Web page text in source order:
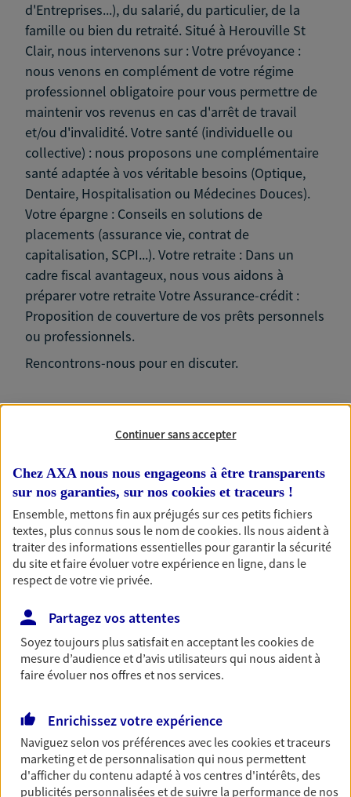
d'Entreprises...), du salarié, du particulier, de la
famille ou bien du retraité. Situé à Herouville St
Clair, nous intervenons sur : Votre prévoyance :
nous venons en complément de votre régime
professionnel obligatoire pour vous permettre de
maintenir vos revenus en cas d'arrêt de travail
et/ou d'invalidité. Votre santé (individuelle ou
collective) : nous proposons une complémentaire
santé adaptée à vos véritable besoins (Optique,
Dentaire, Hospitalisation ou Médecines Douces).
Votre épargne : Conseils en solutions de
placements (assurance vie, contrat de
capitalisation, SCPI...). Votre retraite : Dans un
cadre fiscal avantageux, nous vous aidons à
préparer votre retraite Votre Assurance-crédit :
Proposition de couverture de vos prêts personnels
ou professionnels.
Rencontrons-nous pour en discuter.
Nos expertises
Accompagner les
professionnels et les
entreprises
bâtissons ensemble des solutions cohérentes pour
protéger votre activité, vos collaborateurs... mais aussi
vous-même et votre famille.
Accompagner vos projets de
vie
Achat immobilier, installation, départ à la retraite…
Autant de moments de vie qui nécessitent des solutions
Continuer sans accepter
Chez AXA nous nous engageons à être transparents
sur nos garanties, sur nos cookies et traceurs !
Ensemble, mettons fin aux préjugés sur ces petits fichiers
textes, plus connus sous le nom decookies. Ils nous aident à
traiter des informations essentielles pour garantir la sécurité
du site et faire évoluer votre expérience en ligne, dans le
respect de votre vie privée.
Partagez vos attentes
Soyez toujours plus satisfait en acceptant lescookiesde
mesure d’audience et d’avis utilisateurs qui nous aident à
faire évoluer nos offres et nos services.
Enrichissez votre expérience
Naviguez selon vos préférences avec lescookies et traceurs
marketing et de personnalisation qui nous permettent
d'afficher du contenu adapté à vos centres d'intérêts, des
publicités personnalisées et de suivre la performance de nos